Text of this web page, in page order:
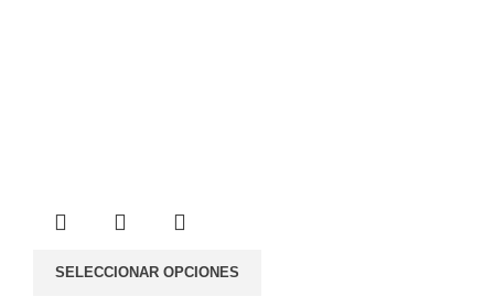
SELECCIONAR OPCIONES